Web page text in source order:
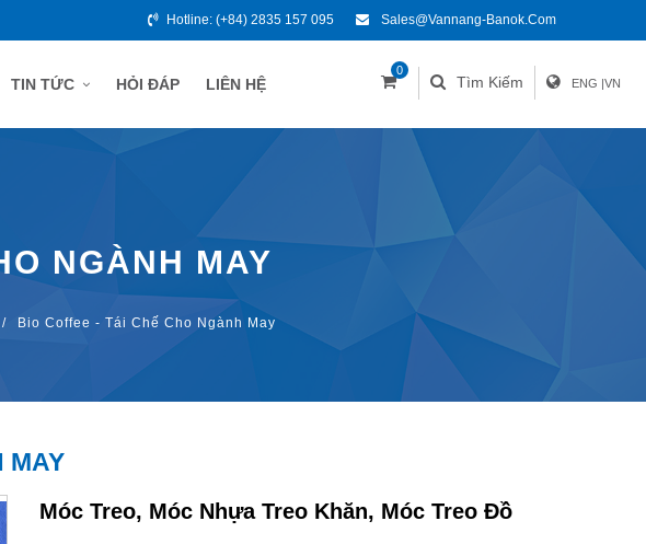
Hotline: (+84) 2835 157 095 Sales@vannang-Banok.com
TIN TỨC HỎI ĐÁP LIÊN HỆ
0
Tìm Kiếm ENG |VN
NGÀNH MAY
/ Bio Coffee - Tái Chế Cho Ngành May
MAY
Móc Treo, Móc Nhựa Treo Khăn, Móc Treo Đồ